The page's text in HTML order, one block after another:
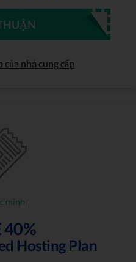
nhà cung cấp
minh
40%
Hosting Plan